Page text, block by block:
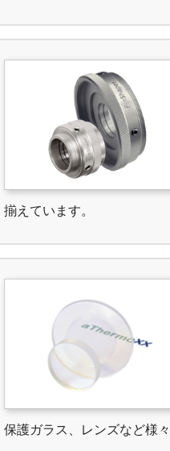
揃えています。
保護ガラス、レンズなど様